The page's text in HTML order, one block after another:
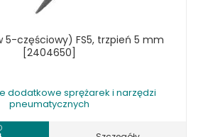
5-częściowy) FS5, trzpień 5 mm
[2404650]
dodatkowe sprężarek i narzędzi
pneumatycznych